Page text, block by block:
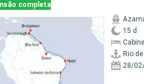
completa
15 d
Rio
28/